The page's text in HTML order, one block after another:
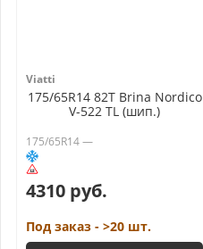
Viatti
175/65R14 82T Brina Nordico
V-522 TL (шип.)
175/65R14 —
4310 руб.
Под заказ - >20 шт.